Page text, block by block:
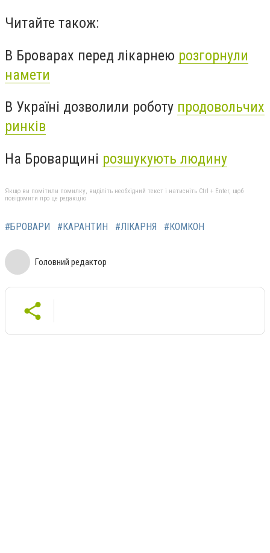
Читайте також:
В Броварах перед лікарнею розгорнули
намети
В Україні дозволили роботу продовольчих
ринків
На Броварщині розшукують людину
Якщо ви помітили помилку, виділіть необхідний текст і натисніть Ctrl + Enter, щоб
повідомити про це редакцію
#БРОВАРИ #КАРАНТИН #ЛІКАРНЯ #КОМКОН
Головний редактор